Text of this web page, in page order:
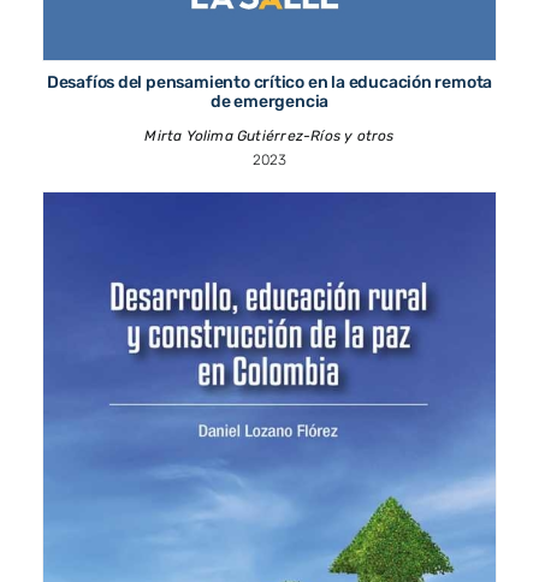
Desafíos del pensamiento crítico en la educación remota
de emergencia
Mirta Yolima Gutiérrez-Ríos y otros
2023